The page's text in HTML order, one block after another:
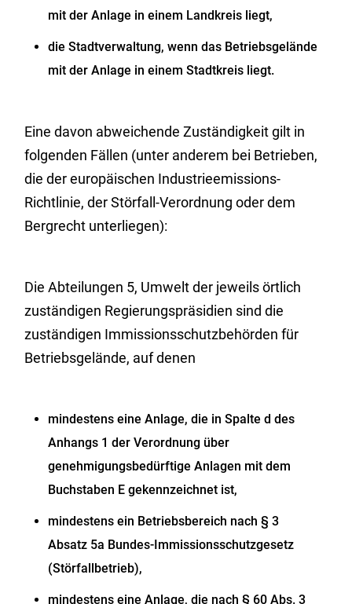
mit der Anlage in einem Landkreis liegt,
die Stadtverwaltung, wenn das Betriebsgelände
mit der Anlage in einem Stadtkreis liegt.
Eine davon abweichende Zuständigkeit gilt in
folgenden Fällen (unter anderem bei Betrieben,
die der europäischen Industrieemissions-
Richtlinie, der Störfall-Verordnung oder dem
Bergrecht unterliegen):
Die Abteilungen 5, Umwelt der jeweils örtlich
zuständigen Regierungspräsidien sind die
zuständigen Immissionsschutzbehörden für
Betriebsgelände, auf denen
mindestens eine Anlage, die in Spalte d des
Anhangs 1 der Verordnung über
genehmigungsbedürftige Anlagen mit dem
Buchstaben E gekennzeichnet ist,
mindestens ein Betriebsbereich nach § 3
Absatz 5a Bundes-Immissionsschutzgesetz
(Störfallbetrieb),
mindestens eine Anlage, die nach § 60 Abs. 3